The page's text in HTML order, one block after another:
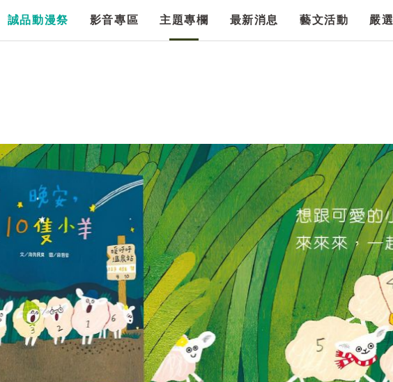
誠品動漫祭 影音專區 主題專欄 最新消息 藝文活動 嚴